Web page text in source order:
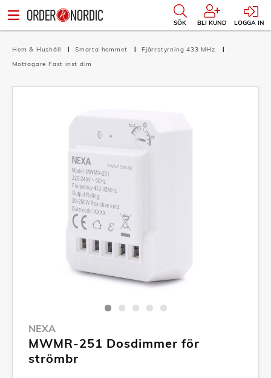
SÖK BLI KUND LOGGA IN
Hem & Hushåll Smarta hemmet
Fjärrstyrning 433 MHz
Mottagare Fast inst dim
NEXA
MWMR-251 Dosdimmer för
strömbr